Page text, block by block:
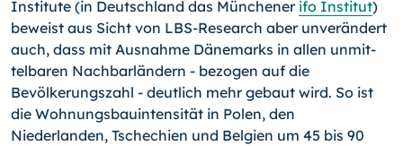
Institute (in Deutschland das Münchener ifo Institut)
beweist aus Sicht von LBS-Research aber unverändert
auch, dass mit Ausnahme Dänemarks in allen unmit­
telbaren Nachbar­ländern - bezogen auf die
Bevölkerungszahl - deutlich mehr gebaut wird. So ist
die Wohnungsbauintensität in Polen, den
Niederlanden, Tschechien und Belgien um 45 bis 90